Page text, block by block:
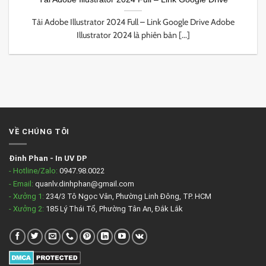
Tải Adobe Illustrator 2024 Full – Link Google Drive Adobe
Illustrator 2024 là phiên bản [...]
VỀ CHÚNG TÔI
Đinh Phan - In UV DP
- Hotline/Zalo: 0947.98.0022
- Email: quanlv.dinhphan@gmail.com
- Xưởng 1: 234/3 Tô Ngọc Vân, Phường Linh Đông, TP. HCM
- Xưởng 2: 185 Lý Thái Tổ, Phường Tân An, Đắk Lắk